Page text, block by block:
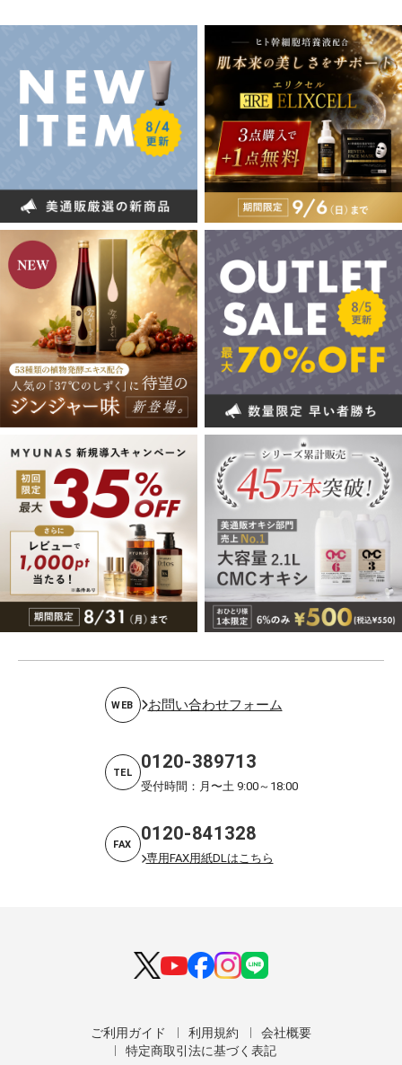
WEB お問い合わせフォーム
TEL 0120-389713
受付時間：月〜土 9:00～18:00
FAX 0120-841328
専用FAX用紙DLはこちら
ご利用ガイド 利用規約
会社概要
特定商取引法に基づく表記